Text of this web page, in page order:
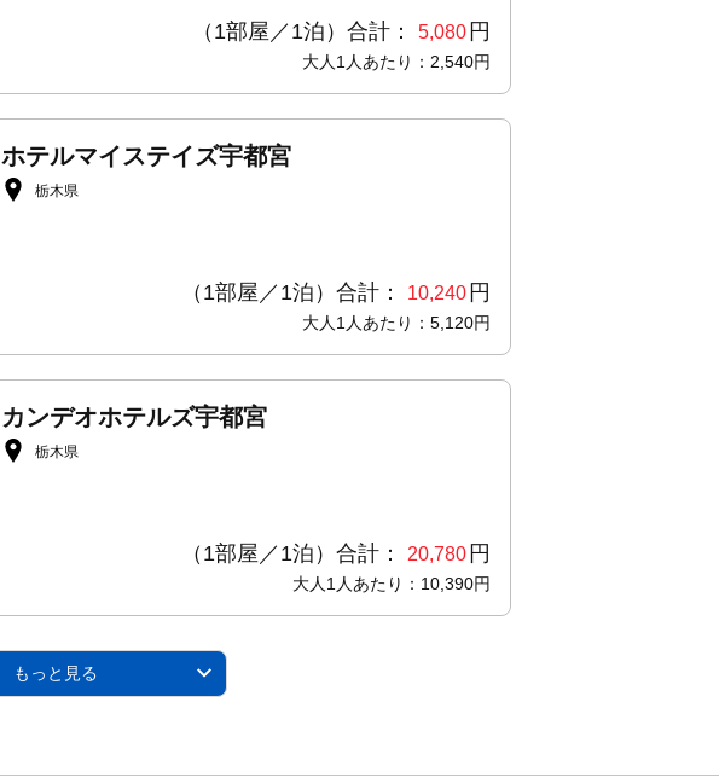
（1部屋／1泊）合計： 5,080 円
大人1人あたり：2,540円
ホテルマイステイズ宇都宮
栃木県
（1部屋／1泊）合計： 10,240 円
大人1人あたり：5,120円
カンデオホテルズ宇都宮
栃木県
（1部屋／1泊）合計： 20,780 円
大人1人あたり：10,390円
もっと見る